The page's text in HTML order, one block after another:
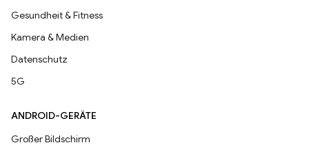
Gesundheit & Fitness
Kamera & Medien
Datenschutz
5G
ANDROID-GERÄTE
Großer Bildschirm